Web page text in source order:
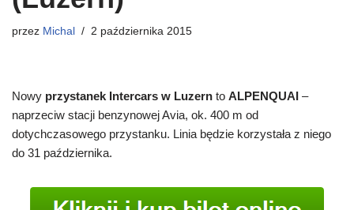
przez Michal 2 października 2015
Nowy przystanek Intercars w Luzern to ALPENQUAI –
naprzeciw stacji benzynowej Avia, ok. 400 m od
dotychczasowego przystanku. Linia będzie korzystała z niego
do 31 października.